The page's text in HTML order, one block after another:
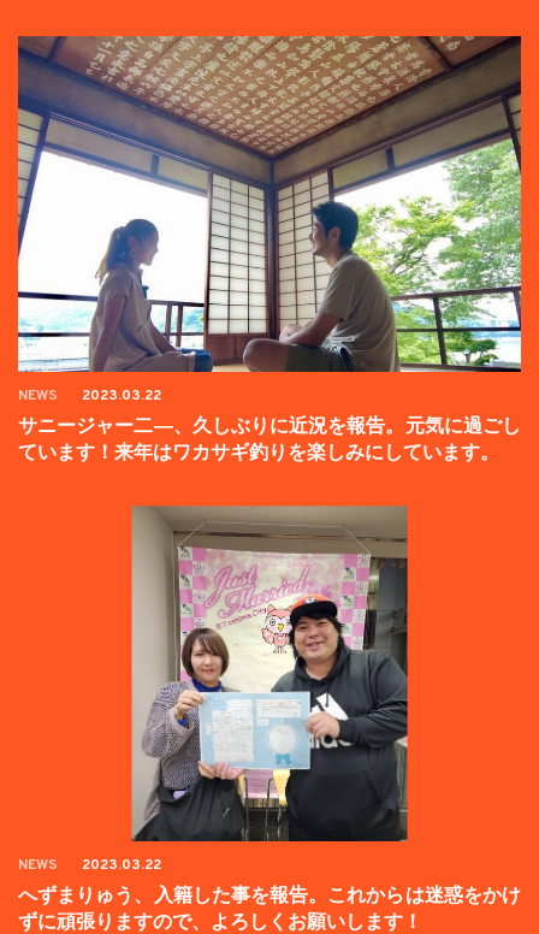
NEWS 2023.03.22
サニージャー二―、久しぶりに近況を報告。元気に過ごし
ています！来年はワカサギ釣りを楽しみにしています。
NEWS 2023.03.22
へずまりゅう、入籍した事を報告。これからは迷惑をかけ
ずに頑張りますので、よろしくお願いします！